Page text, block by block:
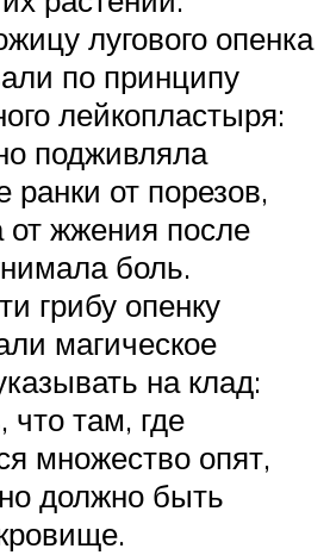
лугового опенка
по принципу
лейкопластыря:
подживляла
ранки от порезов,
от жжения после
боль.
грибу опенку
магическое
на клад:
что там, где
множество опят,
должно быть